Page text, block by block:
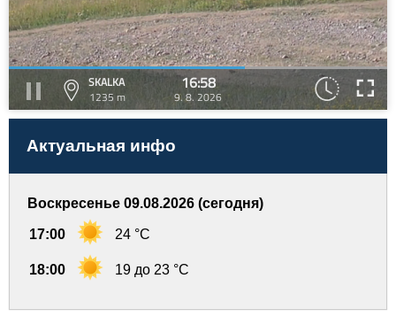
SKALKA
1235 m
16:58
9. 8. 2026
Актуальная инфо
Воскресенье 09.08.2026 (сегодня)
17:00 24 °C
18:00 19 до 23 °C